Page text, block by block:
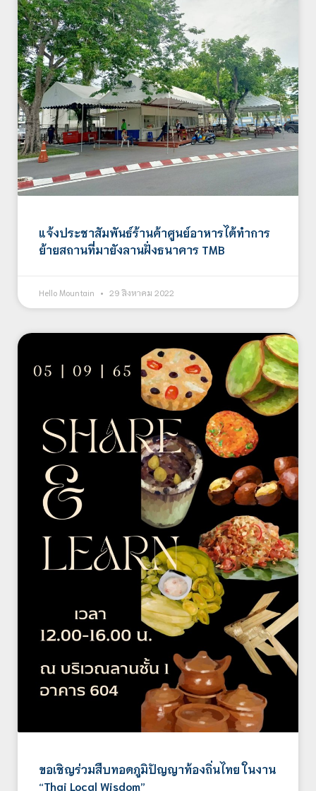
แจ้งประชาสัมพันธ์ร้านค้าศูนย์อาหารได้ทำการ
ย้ายสถานที่มายังลานฝั่งธนาคาร TMB
Hello Mountain 29 สิงหาคม 2022
ขอเชิญร่วมสืบทอดภูมิปัญญาท้องถิ่นไทย ในงาน
“Thai Local Wisdom”